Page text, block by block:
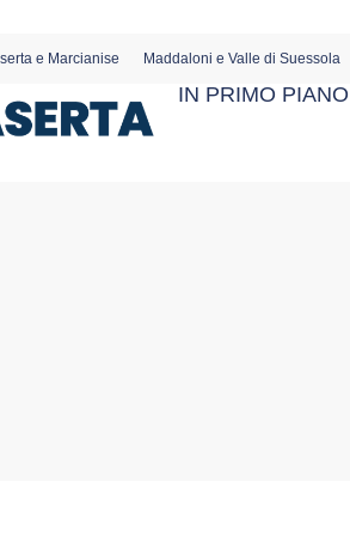
e Marcianise Maddaloni e Valle di Suessola
IN PRIMO PIANO